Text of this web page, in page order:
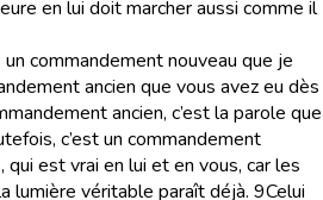
en lui doit marcher aussi comme il
un commandement nouveau que je
ancien que vous avez eu dès
ancien, c’est la parole que
c’est un commandement
qui est vrai en lui et en vous, car les
lumière véritable paraît déjà. 9Celui